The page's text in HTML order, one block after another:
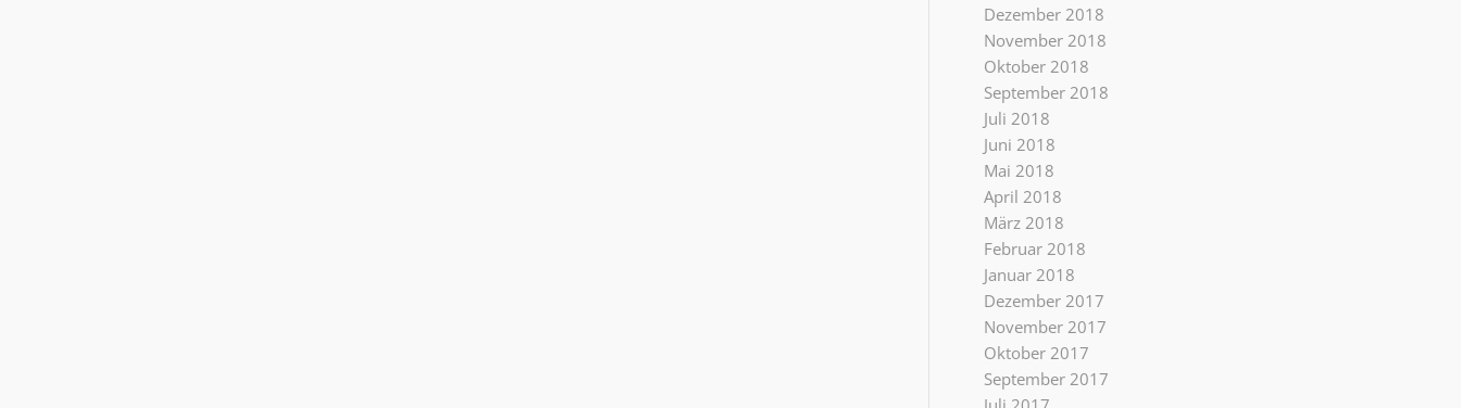
Dezember 2018
November 2018
Oktober 2018
September 2018
Juli 2018
Juni 2018
Mai 2018
April 2018
März 2018
Februar 2018
Januar 2018
Dezember 2017
November 2017
Oktober 2017
September 2017